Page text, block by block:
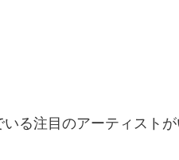
る注目のアーティスト